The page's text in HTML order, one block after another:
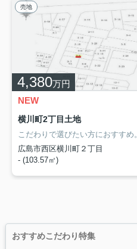
売地
4,380万円
NEW
横川町2丁目土地
広島市西区横川町２丁目
- (103.57㎡)
おすすめこだわり特集